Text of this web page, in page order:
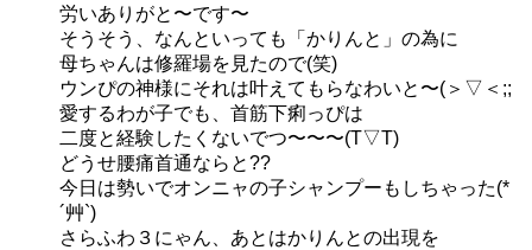
労いありがと〜です〜
そうそう、なんといっても「かりんと」の為に
母ちゃんは修羅場を見たので(笑)
ウンぴの神様にそれは叶えてもらなわいと〜(＞▽＜;;
愛するわが子でも、首筋下痢っぴは
二度と経験したくないでつ〜〜〜(T▽T)
どうせ腰痛首通ならと??
今日は勢いでオンニャの子シャンプーもしちゃった(*
´艸`)
さらふわ３にゃん、あとはかりんとの出現を